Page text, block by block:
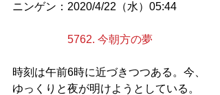
ニンゲン：2020/4/22（水）05:44
5762. 今朝方の夢
時刻は午前6時に近づきつつある。今、
ゆっくりと夜が明けようとしている。